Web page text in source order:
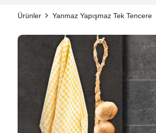
Ürünler Yanmaz Yapışmaz Tek Tencere